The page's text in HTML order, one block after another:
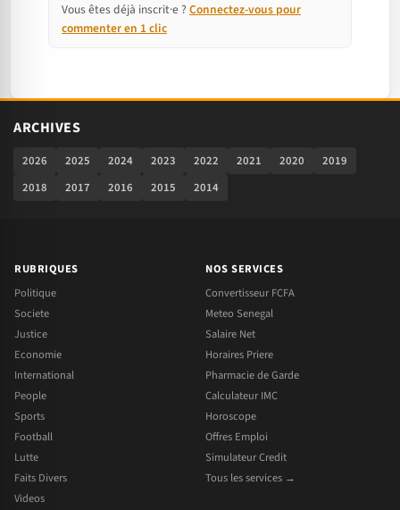
Vous êtes déjà inscrit·e ? Connectez-vous pour
commenter en 1 clic
ARCHIVES
2026 2025 2024 2023 2022 2021 2020
2019
2018
2017 2016 2015 2014
RUBRIQUES
Politique
Societe
Justice
Economie
International
People
Sports
Football
Lutte
Faits Divers
Videos
NOS SERVICES
Convertisseur FCFA
Meteo Senegal
Salaire Net
Horaires Priere
Pharmacie de Garde
Calculateur IMC
Horoscope
Offres Emploi
Simulateur Credit
Tous les services →